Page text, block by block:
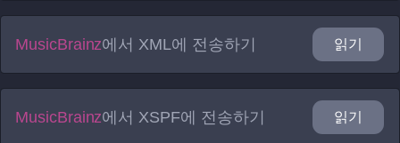
MusicBrainz에서 XML에 전송하기 읽기
MusicBrainz에서 XSPF에 전송하기 읽기